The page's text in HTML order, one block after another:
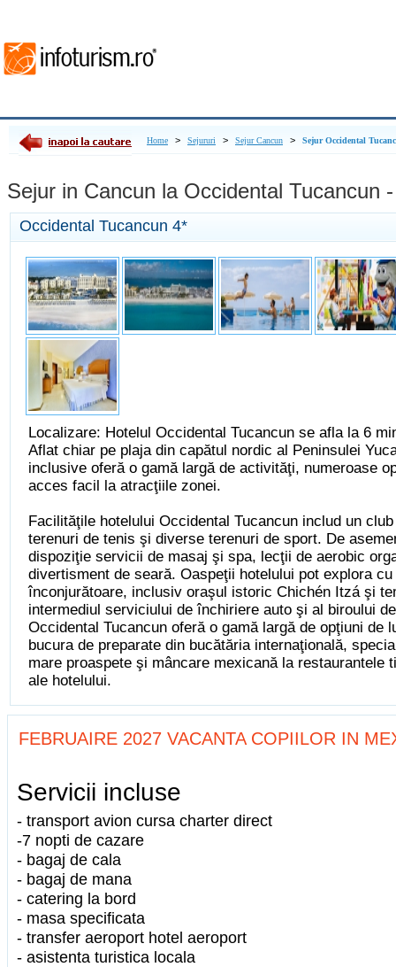
Home > Sejururi > Sejur Cancun > Sejur Occidental
Sejur in Cancun la Occidental Tucancun
Occidental Tucancun 4*
Localizare: Hotelul Occidental Tucancun se afla la 6
Aflat chiar pe plaja din capătul nordic al Peninsulei
inclusive oferă o gamă largă de activităţi, numeroase
acces facil la atracţiile zonei.
Facilităţile hotelului Occidental Tucancun includ un
terenuri de tenis şi diverse terenuri de sport. De
dispoziţie servicii de masaj şi spa, lecţii de aerobic
divertisment de seară. Oaspeţii hotelului pot explora
înconjurătoare, inclusiv oraşul istoric Chichén Itzá şi
intermediul serviciului de închiriere auto şi al biroului
Occidental Tucancun oferă o gamă largă de opţiuni de
bucura de preparate din bucătăria internaţională,
mare proaspete şi mâncare mexicană la restaurantele
ale hotelului.
FEBRUAIRE 2027 VACANTA COPIILOR IN
Servicii incluse
- transport avion cursa charter direct
-7 nopti de cazare
- bagaj de cala
- bagaj de mana
- catering la bord
- masa specificata
- transfer aeroport hotel aeroport
- asistenta turistica locala